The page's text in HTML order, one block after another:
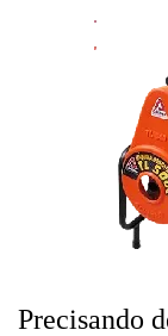
Precisando